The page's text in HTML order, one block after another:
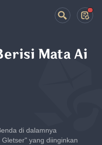
Mata Ai
di dalamnya
yang diinginkan